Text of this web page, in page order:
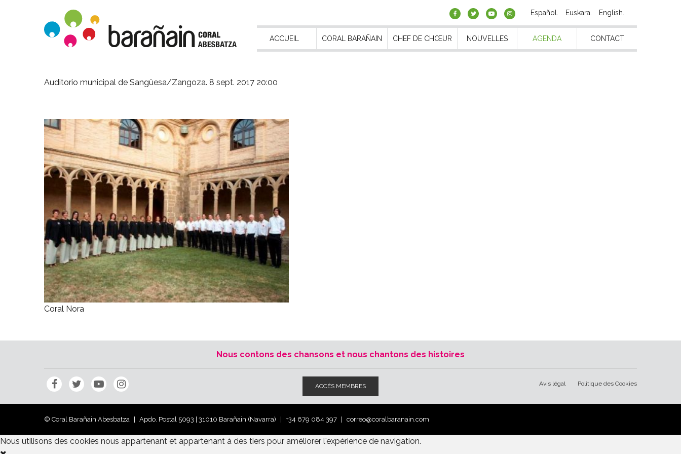
Español Euskara English
ACCUEIL CORAL BARAÑAIN CHEF DE CHŒUR NOUVELLES AGENDA CONTACT
Auditorio municipal de Sangüesa/Zangoza. 8 sept. 2017 20:00
Coral Nora
Nous contons des chansons et nous chantons des histoires
ACCÈS MEMBRES Avis légal Politique des Cookies
© Coral Barañain Abesbatza Apdo. Postal 5093 | 31010 Barañain (Navarra) +34 679 084 397 correo@coralbaranain.com
Nous utilisons des cookies nous appartenant et appartenant à des tiers pour améliorer l'expérience de navigation.